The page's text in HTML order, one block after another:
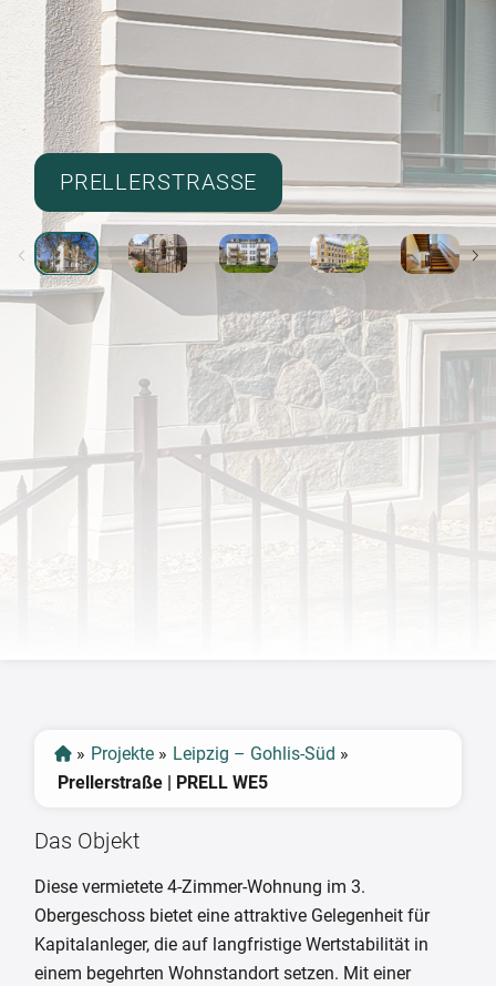
PRELLERSTRASSE
» Projekte » Leipzig – Gohlis-Süd »
Prellerstraße | PRELL WE5
Das Objekt
Diese vermietete 4-Zimmer-Wohnung im 3.
Obergeschoss bietet eine attraktive Gelegenheit für
Kapitalanleger, die auf langfristige Wertstabilität in
einem begehrten Wohnstandort setzen. Mit einer